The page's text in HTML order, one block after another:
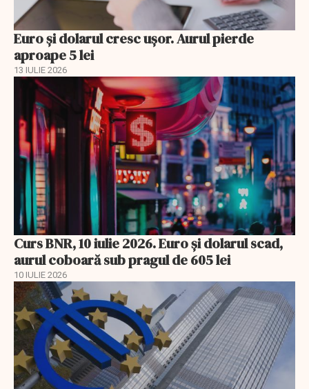
Euro și dolarul cresc ușor. Aurul pierde
aproape 5 lei
13 IULIE 2026
Curs BNR, 10 iulie 2026. Euro și dolarul scad,
aurul coboară sub pragul de 605 lei
10 IULIE 2026